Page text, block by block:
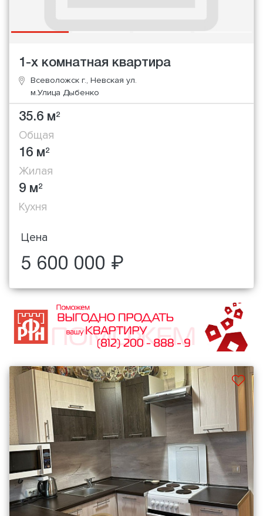
1-х комнатная квартира
Всеволожск г., Невская ул.
м.Улица Дыбенко
35.6 м2
Общая
16 м2
Жилая
9 м2
Кухня
Цена
5 600 000 ₽